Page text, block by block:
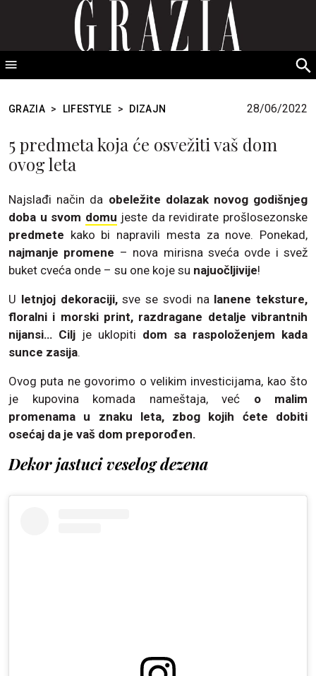
GRAZIA Srbija
GRAZIA > LIFESTYLE > DIZAJN 28/06/2022
5 predmeta koja će osvežiti vaš dom
ovog leta
Najslađi način da obeležite dolazak novog godišnjeg
doba u svom domu jeste da revidirate prošlosezonske
predmete kako bi napravili mesta za nove. Ponekad,
najmanje promene – nova mirisna sveća ovde i svež
buket cveća onde – su one koje su najuočljivije!
U letnjoj dekoraciji,sve se svodi na lanene teksture,
floralni i morski print, razdragane detalje vibrantnih
nijansi… Cilj je uklopiti dom sa raspoloženjem kada
sunce zasija.
Ovog puta ne govorimo o velikim investicijama, kao što
je kupovina komada nameštaja, već o malim
promenama u znaku leta, zbog kojih ćete dobiti
osećaj da je vaš dom preporođen.
Dekor jastuci veselog dezena